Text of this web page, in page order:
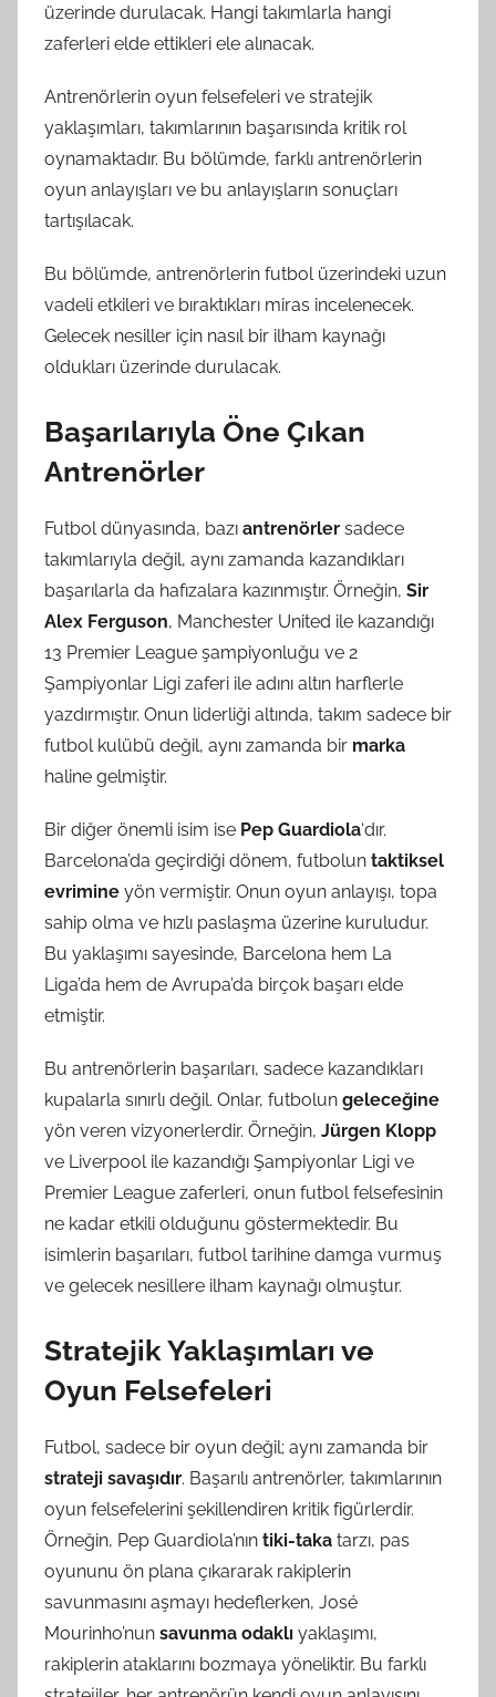
üzerinde durulacak. Hangi takımlarla hangi
zaferleri elde ettikleri ele alınacak.
Antrenörlerin oyun felsefeleri ve stratejik
yaklaşımları, takımlarının başarısında kritik rol
oynamaktadır. Bu bölümde, farklı antrenörlerin
oyun anlayışları ve bu anlayışların sonuçları
tartışılacak.
Bu bölümde, antrenörlerin futbol üzerindeki uzun
vadeli etkileri ve bıraktıkları miras incelenecek.
Gelecek nesiller için nasıl bir ilham kaynağı
oldukları üzerinde durulacak.
Başarılarıyla Öne Çıkan
Antrenörler
Futbol dünyasında, bazı antrenörler sadece
takımlarıyla değil, aynı zamanda kazandıkları
başarılarla da hafızalara kazınmıştır. Örneğin, Sir
Alex Ferguson, Manchester United ile kazandığı
13 Premier League şampiyonluğu ve 2
Şampiyonlar Ligi zaferi ile adını altın harflerle
yazdırmıştır. Onun liderliği altında, takım sadece bir
futbol kulübü değil, aynı zamanda bir marka
haline gelmiştir.
Bir diğer önemli isim ise Pep Guardiola‘dır.
Barcelona’da geçirdiği dönem, futbolun taktiksel
evrimine yön vermiştir. Onun oyun anlayışı, topa
sahip olma ve hızlı paslaşma üzerine kuruludur.
Bu yaklaşımı sayesinde, Barcelona hem La
Liga’da hem de Avrupa’da birçok başarı elde
etmiştir.
Bu antrenörlerin başarıları, sadece kazandıkları
kupalarla sınırlı değil. Onlar, futbolun geleceğine
yön veren vizyonerlerdir. Örneğin, Jürgen Klopp
ve Liverpool ile kazandığı Şampiyonlar Ligi ve
Premier League zaferleri, onun futbol felsefesinin
ne kadar etkili olduğunu göstermektedir. Bu
isimlerin başarıları, futbol tarihine damga vurmuş
ve gelecek nesillere ilham kaynağı olmuştur.
Stratejik Yaklaşımları ve
Oyun Felsefeleri
Futbol, sadece bir oyun değil; aynı zamanda bir
strateji savaşıdır. Başarılı antrenörler, takımlarının
oyun felsefelerini şekillendiren kritik figürlerdir.
Örneğin, Pep Guardiola’nın tiki-taka tarzı, pas
oyununu ön plana çıkararak rakiplerin
savunmasını aşmayı hedeflerken, José
Mourinho’nun savunma odaklı yaklaşımı,
rakiplerin ataklarını bozmaya yöneliktir. Bu farklı